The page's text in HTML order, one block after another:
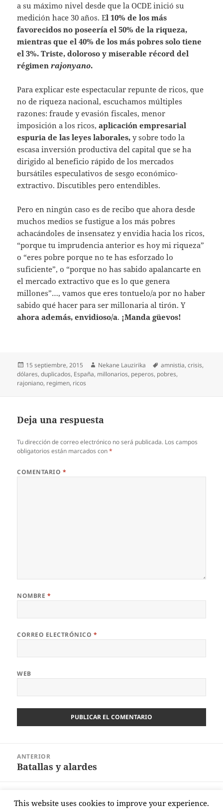
a su máximo nivel desde que la OCDE inició su
medición hace 30 años. El 10% de los más
favorecidos no poseería el 50% de la riqueza,
mientras que el 40% de los más pobres solo tiene
el 3%. Triste, doloroso y miserable récord del
régimenrajonyano.
Para explicar este espectacular repunte de ricos, que
no de riqueza nacional, escuchamos múltiples
razones: fraude y evasión fiscales, menor
imposición a los ricos,aplicación empresarial
espuria de las leyes laborales, y sobre todo la
escasa inversión productiva del capital que se ha
dirigido al beneficio rápido de los mercados
bursátiles especulativos de sesgo económico-
extractivo. Discutibles pero entendibles.
Pero en ningún caso es de recibo que ahora desde
muchos medios se fustigue a los más pobres
achacándoles de insensatez y envidia hacia los ricos,
“porque tu imprudencia anterior es hoy mi riqueza”
o “eres pobre porque no te has esforzado lo
suficiente”, o “porque no has sabido apalancarte en
el mercado extractivo que es lo que genera
millones”…, vamos que eres tontuelo/a por no haber
sabido qué hacer para ser millonaria al tirón. Y
ahora además, envidioso/a. ¡Manda güevos!
Publicado
el
15 septiembre, 2015 Autor
Nekane Lauzirika Etiquetas
amnistia,crisis,
dólares,duplicados, España, millonarios, peperos, pobres,
rajoniano, regimen, ricos
Deja una respuesta
Tu dirección de correo electrónico no será publicada. Los campos
obligatorios están marcados con*
COMENTARIO *
NOMBRE *
CORREO ELECTRÓNICO *
WEB
entradas
ANTERIOR
Entrada
Batallas y alardes
Entrada
Tormentas de mierda
This website uses cookies to improve your experience.